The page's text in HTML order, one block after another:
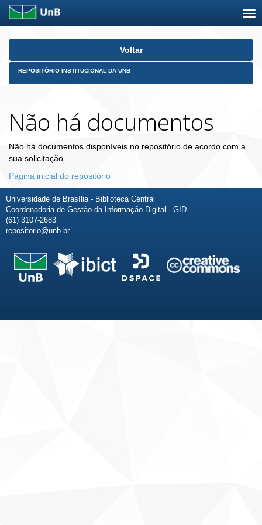
Skip
Voltar
REPOSITÓRIO INSTITUCIONAL DA UNB
Não há documentos
Não há documentos disponíveis no repositório de acordo com a
sua solicitação.
Página inicial do repositório
Universidade de Brasília - Biblioteca Central
Coordenadoria de Gestão da Informação Digital - GID
(61) 3107-2683
repositorio@unb.br